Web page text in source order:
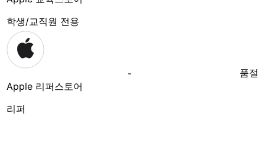
학생/교직원 전용
Apple 리퍼스토어
리퍼
- 품절